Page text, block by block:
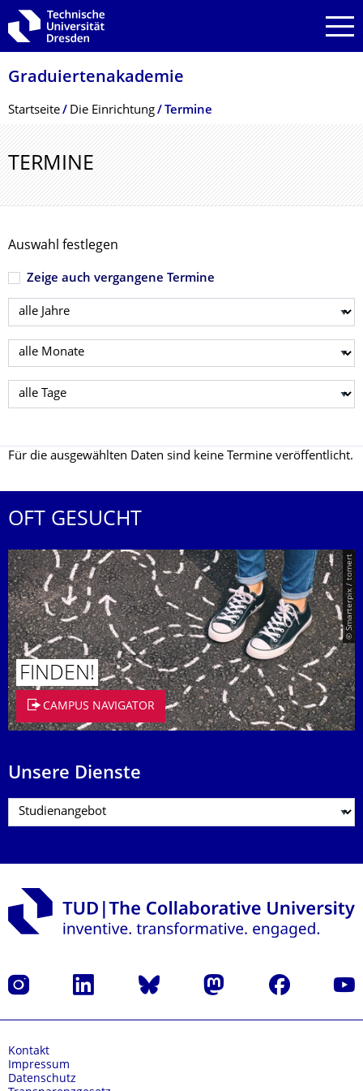
Zur Hauptnavigation springen
Zur Suche springen
Zum Inhalt springen
Graduiertenakade­mie
Breadcrumb-Menü
Startseite Die Einrichtung Termine
TERMINE
Auswahl festlegen
Zeige auch vergangene Termine
Jahr wählen
Monat wählen
Tag wählen
Für die ausgewählten Daten sind keine Termine veröffentlicht.
OFT GESUCHT
© Smarterpix / tomert
FINDEN!
CAMPUS NAVIGATOR
Unsere Dienste
Instagram LinkedIn Bluesky Mastodon Facebook
Kontakt
Impressum
Datenschutz